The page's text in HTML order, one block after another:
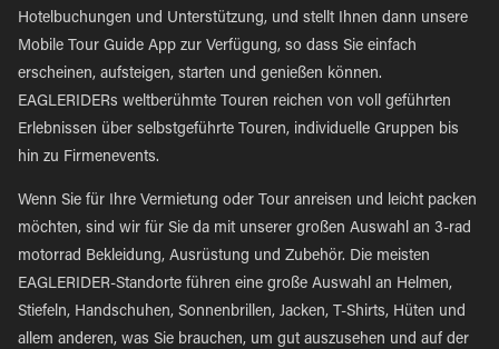
Hotelbuchungen und Unterstützung, und stellt Ihnen dann unsere
Mobile Tour Guide App zur Verfügung, so dass Sie einfach
erscheinen, aufsteigen, starten und genießen können.
EAGLERIDERs weltberühmte Touren reichen von voll geführten
Erlebnissen über selbstgeführte Touren, individuelle Gruppen bis
hin zu Firmenevents.
Wenn Sie für Ihre Vermietung oder Tour anreisen und leicht packen
möchten, sind wir für Sie da mit unserer großen Auswahl an 3-rad
motorrad Bekleidung, Ausrüstung und Zubehör. Die meisten
EAGLERIDER-Standorte führen eine große Auswahl an Helmen,
Stiefeln, Handschuhen, Sonnenbrillen, Jacken, T-Shirts, Hüten und
allem anderen, was Sie brauchen, um gut auszusehen und auf der